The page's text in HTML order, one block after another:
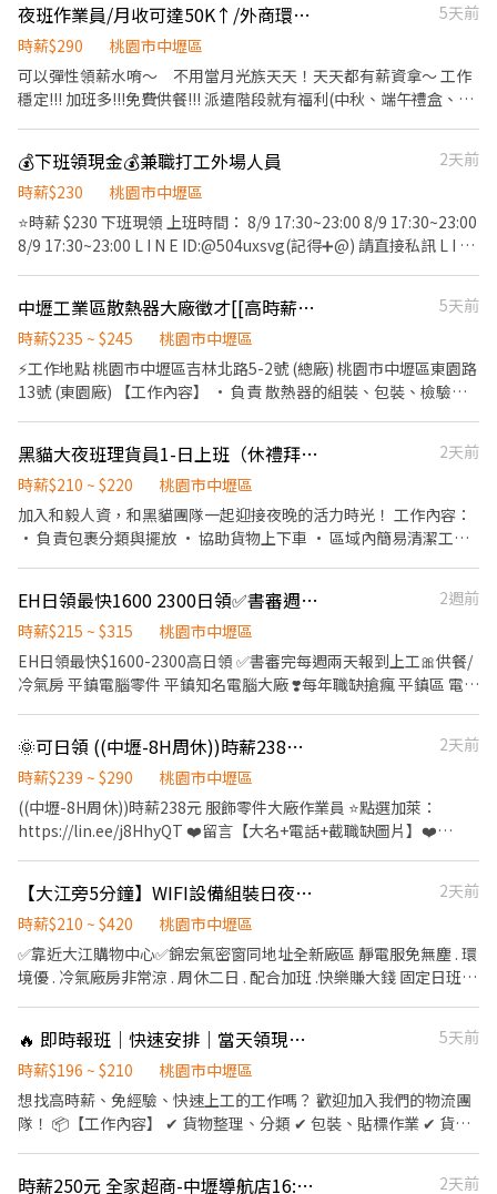
・自主報班制－班表自己挑，想跑幾天跑幾天 ・新手友善機制－第
一次上場有人帶，不會丟你一個人 ・天天有場次－不用等，明天就
我－舞台是你的，越敢玩收得越多 📋 招募說明 ・合作模式：接案合
作，日結／週結可談 ・新手試作：第一次上場請在報班時註明「新
人」， 時段抓 1～2 小時，先熟悉場地和流程 ・適合對象：能配
合夜間時段 不怕在人群面前表現的你 ・全台皆有團隊：北中南都
或私訊，會有專人跟你說明面試流程。
【收入待遇】 ・每趟平均收入 NT$850，時薪換算 $400 起跳，高峰
期可達 $500以上 ・今年度兼職月收 3萬以上夥伴佔近 七成!!! ⠀ 【工
作時間】 彈性排班，自由配合個人生活節奏！ ・基本門檻：每週上
線至少 2 天、每天至少 3 小時 ・必上線時段：每週五晚上（把握週
平時有開車習慣，熟悉基本道路駕駛 ・能操作手機 App 與導航軟體
・無需代駕經驗，學生、上班族、退休人士皆可 ・三個月內核發的
━━━━━━━━━━━━━━━━━━ ⠀ 【加入費用】 購買制服
／無任何開通費、入會費、月費 ⠀ 【加入流程】 ① 參加說明會（含
面試與資料繳交，文件申請中者可先來） ② 實習培訓與考核 ③ 購
買制服、辦理入隊，最快當晚上線 中秋連假將至，年底尾牙、春酒
旺季接踵而來，現在加入正好卡位，越早熟悉流程旺季越好賺。
━━━━━━━━━━━━━━━━━━ ⠀ 【說明會場次/須先報
名】 📌 白天固定場次｜每週四 14:00–16:00 ・桃園市中壢區培英
路169號(台灣大車隊-桃園分公司) ⠀ 📌 晚上固定場次｜每週三
19:00–21:00 ・新北市三重區重新路五段609巷10號8樓之3 (湯城園
區) ━━━━━━━━━━━━━━━━━━ 💬 想了解更多細節？
加官方帳號，小編線上為你解答 👉 https://lin.ee/WrEcMQq 📝官
網資訊 👉 https://www.55688dd.net
夜班作業員/月收可達50K↑/外商環境、工作穩定訂單多/周休日班/可日周領
5天前
時薪$290
桃園市中壢區
可以彈性領薪水唷～ 不用當月光族天天！天天都有薪資拿～ 工作
穩定!!! 加班多!!!免費供餐!!! 派遣階段就有福利(中秋、端午禮盒、年
依照SOP進行電子產品組裝、檢驗、包裝等作業。 2.填寫生產報表
以追蹤生產產出 【工作薪資】 (1.)時薪210， (2.)下夜班後享: 夜班
津貼450/日，夜點費200/日(當日工時須滿6H)。 **常態配合加班內
部平均實領薪約可達50K以上** 【工作時間】 20:30-05:30 *需先至
日班受訓 【休假】 周休六日；見紅休
此為派遣職缺,有機會轉正 / 轉正薪資福利優渥~ *名額有限快來應徵
報名 ★★★★★★★★ 求職窗口 ★★★★★★★★ 加L.I.N.E快速回
覆 ID : @609repyd 加入後請先傳訊告知您所要應徵的職務並留下姓
名及電話
💰下班領現金💰兼職打工外場人員
2天前
時薪$230
桃園市中壢區
⭐️時薪 $230 下班現領 上班時間： 8/9 17:30~23:00 8/9 17:30~23:00
8/9 17:30~23:00 L I N E ID:@504uxsvg(記得➕@) 請直接私訊 L I N
８號) 工作內容：外場服務生端盤收盤 ⭐️自由報班，沒有天數限制，
上多少領多少 L I N E ID:@504uxsvg(記得➕@) 請直接私訊 手機號
碼：0966889686 https://lin.ee/p5sJ6dz (點連結可快速加入)
⋯⋯⋯⋯⋯⋯⋯⋯⋯⋯⋯⋯⋯ 鼎倫國際優質福利歡迎您的加入 👍不
欠薪、不拖薪、沒有手續費 👍滿三個月享三節禮品、生日禮金 👍業
不扣手續費 #不亂扣 #高錄取
中壢工業區散熱器大廠徵才[[高時薪245/H 周休六日]]AA-418
5天前
時薪$235 ~ $245
桃園市中壢區
⚡️工作地點 桃園市中壢區吉林北路5-2號 (總廠) 桃園市中壢區東園路
13號 (東園廠) 【工作內容】 • 負責 散熱器的組裝、包裝、檢驗、
配合彈性加班 中班 16:00-24:00 需配合彈性加班 【休假制度】： 周
休六日 【薪資制度】 : 早班 205/H+25/H 績效獎金 =230/H 中班
205/H+40/H 績效獎金 =245/H 【休息時間】 早班 ⟶ 12:00-
13:00 / 上下午各休息 10 分鐘 中班⟶ 用餐30分鐘 【用餐說明】 : 皆
-------------------------------------------------- 此專案聯繫人-陳
小姐 (請主動加入我加速面試進度) 【主動詢問】請主動告知：姓名
加 id : @418zmslz (記得一定要加小老鼠唷~有需要了解細節也可直
接留言唷~)
黑貓大夜班理貨員1-日上班（休禮拜六）
2天前
時薪$210 ~ $220
桃園市中壢區
加入和毅人資，和黑貓團隊一起迎接夜晚的活力時光！ 工作內容：
• 負責包裹分類與擺放 • 協助貨物上下車 • 區域內簡易清潔工作
EH日領最快1600 2300日領✅書審週一三上工🎀供餐/冷氣房平鎮電腦零
2週前
時薪$215 ~ $315
桃園市中壢區
EH日領最快$1600-2300高日領 ✅書審完每週兩天報到上工🎀供餐/
冷氣房 平鎮電腦零件 平鎮知名電腦大廠 ❣️每年職缺搶瘋 平鎮區 電腦
～05:00（8月3日報到）報到完，當天下夜班~ 💎【上班地點】平鎮
大全聯附近 💎【休假】週休二日❤8HR見紅休 😍上班還能擁有家庭
日🥰 💎【用餐】免費供餐，加班供2餐 💎【薪資待遇】日班時薪
$215/H、夜班時薪$235/H 👍日領我最快👍 日領我最快👍 😚日班日
領金額$1600😚 😚夜班日領金額$1700😚 💰💰全勤獎金$1000💰💰
固定班別不輪班 ✅可日領 可周領 ✅免費機車停車位 ✅免費供餐 🎀應
徵方式: ☎加入好友，截圖詢問~ ✅0925-751371-洪小姐 ✅賴：
@731kjelp ★✜✜✜✜✜✜✜✜✜✜亦可洽詢其他職缺唷
✜✜✜✜✜✜✜✜✜✜
🌞可日領 ((中壢-8H周休))時薪238元-服飾零件大廠作業員-享特休+六日加班2倍薪
2天前
時薪$239 ~ $290
桃園市中壢區
((中壢-8H周休))時薪238元 服飾零件大廠作業員 ⭐點選加萊：
https://lin.ee/j8HhyQT ❤️留言【大名+電話+截職缺圖片】❤️
經驗、免塵衣 ▬▬▬▎工作介紹 ▎▬▬▬ ▶ 工作地點：中壢區工
業區 ▶ 工作內容：拉鍊用品-操作機台、檢驗、出貨包裝... ▶ 休假
制度：周休二日 (六/日) ▶ 工作時間&薪資待遇： 【日班】 06:30-
15:00➜ (時薪238+早班津貼) 薪$39K~$50K元 【中班】 14:30-
賺5萬以上🤩 ❤️加班費優於勞基法❤️ 加好友 @453pfnzz，快速報名
【大江旁5分鐘】WIFI設備組裝日夜班／SMT／倉管｜冷氣房｜免無塵衣
2天前
時薪$210 ~ $420
桃園市中壢區
✅靠近大江購物中心✅錦宏氣密窗同地址全新廠區 靜電服免無塵 . 環
境優 . 冷氣廠房非常涼 . 周休二日 . 配合加班 .快樂賺大錢 固定日班、
容】：無線Wifi機製造、電子產品組包裝、品檢、測試 【工作條
件】：加班多、久站久坐走動自由、長期可轉正 【休息時間】：有
吃飯時間 . 間休時間 好彈性 【休假方式】：周休二日 【日班】
08:30~17:30 【夜班】20:30~05:30 【薪資】時薪210 (加班費以210
為計算基礎，加班機會多)，夜班津貼450/8H，夜點費200 福 利➡️
會➡️3~6個月評估轉正，轉正後保證年薪14個月，績效獎金、體檢
🔥 即時報班｜快速安排｜當天領現金 🔥
5天前
時薪$196 ~ $210
桃園市中壢區
想找高時薪、免經驗、快速上工的工作嗎？ 歡迎加入我們的物流團
隊！ 📦【工作內容】 ✔ 貨物整理、分類 ✔ 包裝、貼標作業 ✔ 貨品
時薪250元 全家超商-中壢導航店16:00-20:30
2天前